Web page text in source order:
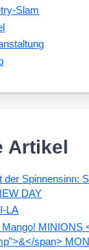
Slam
Artikel
der Spinnensinn:
DAY
LA
Mango! MINIONS
span>